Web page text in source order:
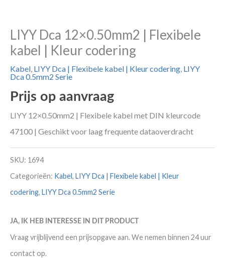
LIYY Dca 12×0.50mm2 | Flexibele
kabel | Kleur codering
Kabel, LIYY Dca | Flexibele kabel | Kleur codering, LIYY
Dca 0.5mm2 Serie
Prijs op aanvraag
LIYY 12×0.50mm2 | Flexibele kabel met DIN kleurcode
47100 | Geschikt voor laag frequente dataoverdracht
SKU: 1694
Categorieën: Kabel, LIYY Dca | Flexibele kabel | Kleur
codering, LIYY Dca 0.5mm2 Serie
JA, IK HEB INTERESSE IN DIT PRODUCT
Vraag vrijblijvend een prijsopgave aan. We nemen binnen 24 uur
contact op.